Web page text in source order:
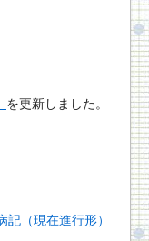
を更新しました。